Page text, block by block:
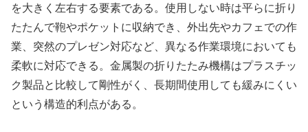
を大きく左右する要素である。使用しない時は平らに折り
たたんで鞄やポケットに収納でき、外出先やカフェでの作
業、突然のプレゼン対応など、異なる作業環境においても
柔軟に対応できる。金属製の折りたたみ機構はプラスチッ
ク製品と比較して剛性がく、長期間使用しても緩みにくい
という構造的利点がある。